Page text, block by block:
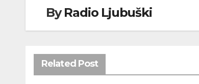
ByRadio Ljubuški
Related Post